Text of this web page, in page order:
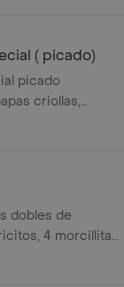
( picado)
picado
criollas,
dobles de
4 morcillitas,
arepas,